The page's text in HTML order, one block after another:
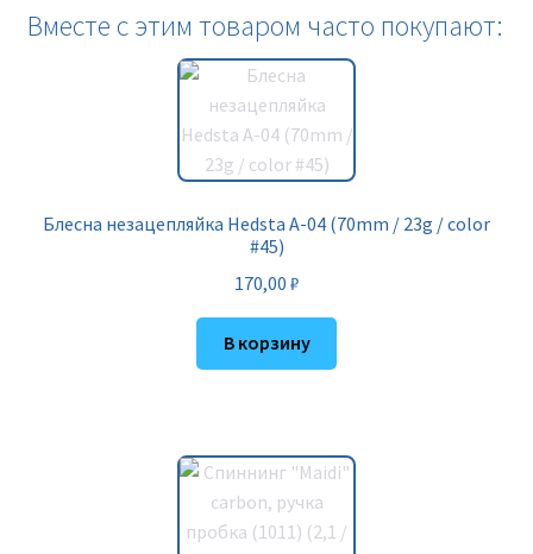
Вместе с этим товаром часто покупают:
Блесна незацепляйка Hedsta A-04 (70mm / 23g / color
#45)
170,00 ₽
В корзину